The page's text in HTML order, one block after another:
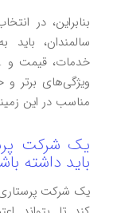
بنابراین، در
سالمندان، باید
خدمات، قیمت و
ویژگی‌های برتر و
مناسب در این
یک شرکت
باید داشته
یک شرکت پرستاری